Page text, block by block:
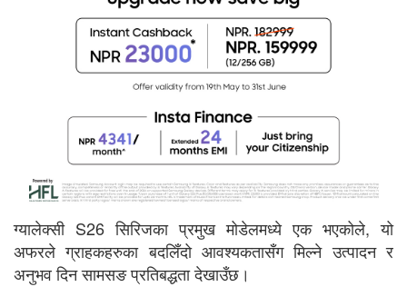
ग्यालेक्सी S26 सिरिजका प्रमुख मोडेलमध्ये एक भएकोले, यो
अफरले ग्राहकहरुका बदलिँदो आवश्यकतासँग मिल्ने उत्पादन र
अनुभव दिन सामसङ प्रतिबद्धता देखाउँछ।